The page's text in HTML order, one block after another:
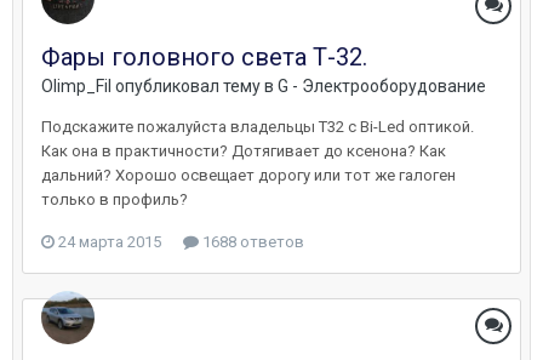
Фары головного света Т-32.
Olimp_Fil опубликовал тему в G - Электрооборудование
Подскажите пожалуйста владельцы Т32 с Bi-Led оптикой.
Как она в практичности? Дотягивает до ксенона? Как
дальний? Хорошо освещает дорогу или тот же галоген
только в профиль?
24 марта 2015 1688 ответов